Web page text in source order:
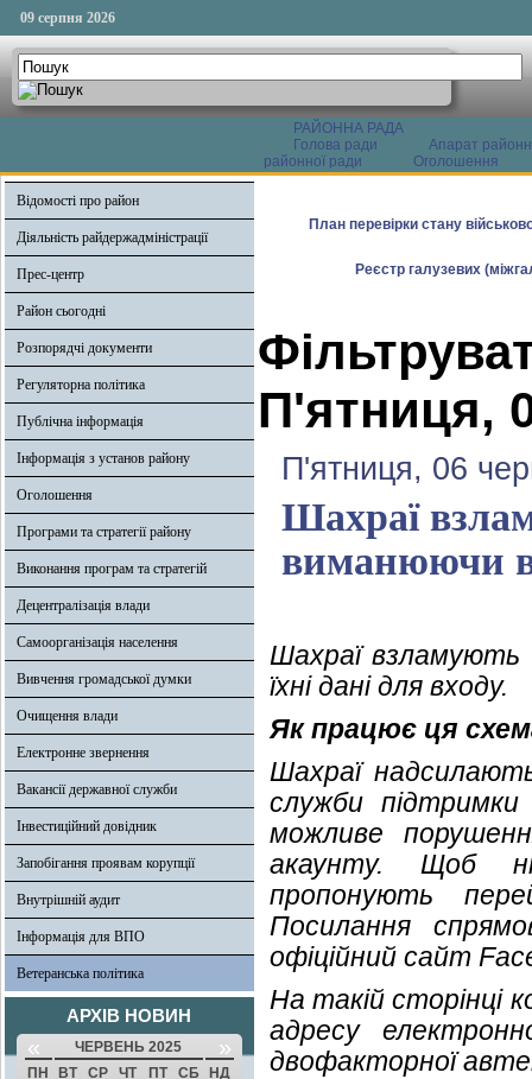
09 серпня 2026
РАЙОННА РАДА
Голова ради
Апарат
районної ради
Оголошення
Відомості про район
Діяльність райдержадміністрації
Прес-центр
Район сьогодні
Розпорядчі документи
Регуляторна політика
Публічна інформація
Інформація з установ району
Оголошення
Програми та стратегії району
Виконання програм та стратегій
Децентралізація влади
Самоорганізація населення
Вивчення громадської думки
Очищення влади
Електронне звернення
Вакансії державної служби
Інвестиційний довідник
Запобігання проявам корупції
Внутрішній аудит
Інформація для ВПО
Ветеранська політика
АРХІВ НОВИН
« ЧЕРВЕНЬ 2025 »
ПН ВТ СР ЧТ ПТ СБ
НД
План перевірки стану
Реєстр галузевих
П'ятниця,
П'ятниця, 06
Шахраї
виманюючи в
Шахраї взламують
їхні дані для входу.
Як працює ця
Шахраї
служби
можливе
акаунту. Щоб
пропонують
Посилання
офіційний сайт
На такій сторінці
адресу
двофакторної